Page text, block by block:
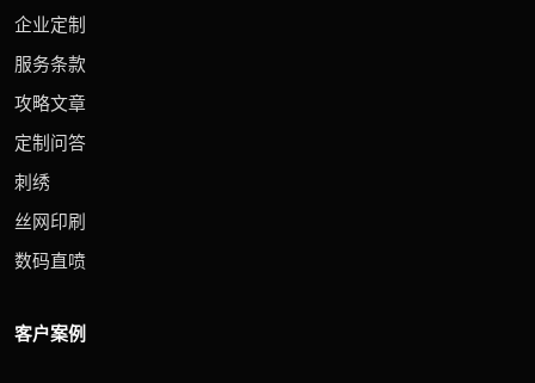
企业定制
服务条款
攻略文章
定制问答
刺绣
丝网印刷
数码直喷
客户案例